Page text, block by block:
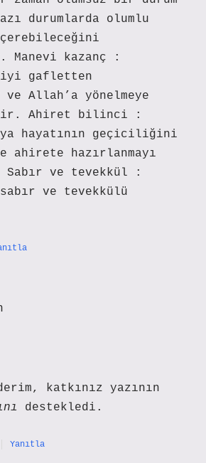
durumlarda olumlu
Manevi kazanç :
gafletten
Allah’a yönelmeye
Ahiret bilinci :
hayatının geçiciliğini
ahirete hazırlanmayı
ve tevekkül :
ve tevekkülü
katkınız yazının
destekledi.
Yanıtla